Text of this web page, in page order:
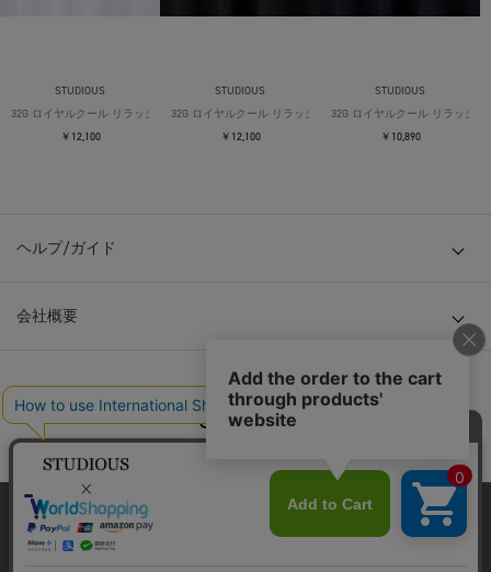
STUDIOUS
32G ロイヤルクール リラックスTシャツ
￥12,100
STUDIOUS
32G ロイヤルクール リラックスTシャツ
￥12,100
STUDIOUS
32G ロイヤルクール リラックス
￥10,890
ヘルプ/ガイド
会社概要
© TOKYO BASE CO., LTD
当サイトはクッキー(cookie)を使用します。クッキーはサイト内
の一部の機能および、サイトの使用状況の分析からマーケティ
ング活動に利用することを目的としています。